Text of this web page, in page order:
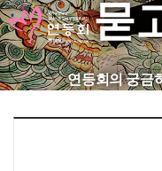
KR EN JP
묻
연등회의 궁금